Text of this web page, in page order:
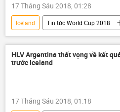
17 Tháng Sáu 2018, 01:28
Iceland
Tin tức World Cup 2018
Thể thao
Xã hội
Giải đấu bóng đá thế giới World Cup
Argentina
HLV Argentina thất vọng về kết
trước Iceland
17 Tháng Sáu 2018, 01:18